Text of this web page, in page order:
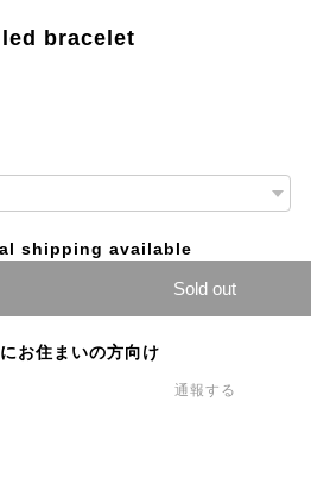
bracelet
shipping available
Sold out
お住まいの方向け
通報する